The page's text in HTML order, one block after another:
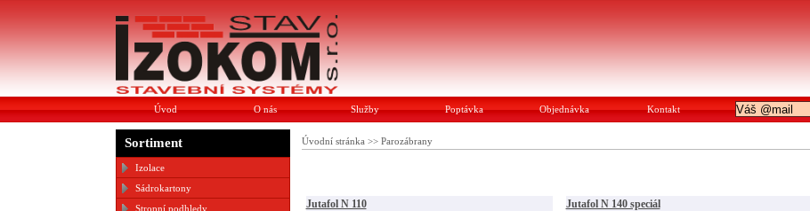
Úvod O nás Služby Poptávka Objednávka Kontakt
Sortiment
Izolace
Sádrokartony
Stropní podhledy
Úvodní stránka >> Parozábrany
Jutafol N 110 Jutafol N 140 speciál